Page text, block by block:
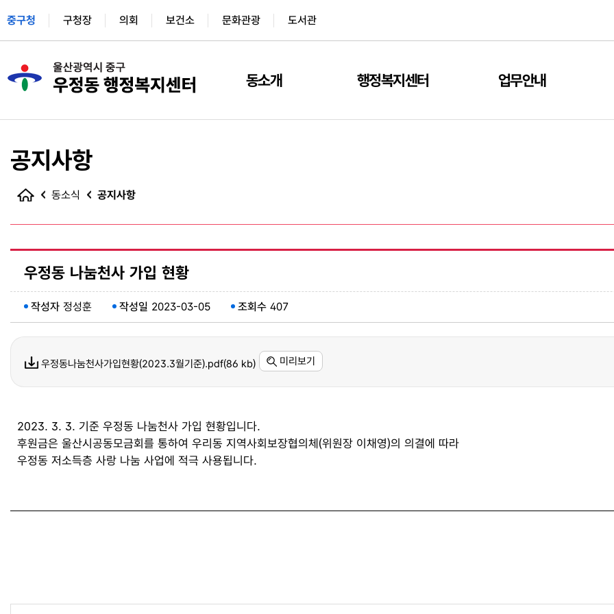
중구청 구청장 의회 보건소 문화관광 도서관
동소개 행정복지센터 업무안내
공지사항
동소식 공지사항
우정동 나눔천사 가입 현황
작성자 정성훈 작성일 2023-03-05 조회수 407
우정동나눔천사가입현황(2023.3월기준).pdf(86 kb) 미리보기
2023. 3. 3. 기준 우정동 나눔천사 가입 현황입니다.
후원금은 울산시공동모금회를 통하여 우리동 지역사회보장협의체(위원장 이채영)의 의결에 따라
우정동 저소득층 사랑 나눔 사업에 적극 사용됩니다.